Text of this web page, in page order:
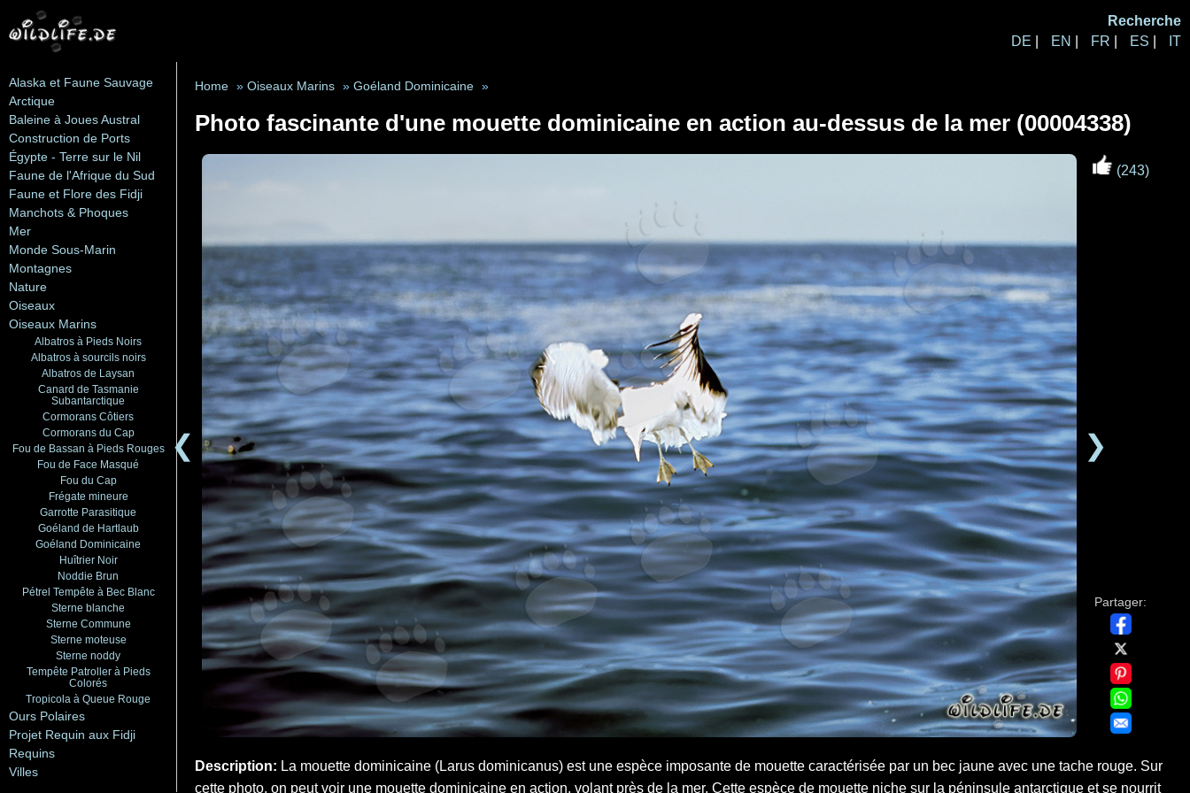
Recherche
DE
EN FR ES IT
Alaska et Faune Sauvage
Arctique
Baleine à Joues Austral
Construction de Ports
Égypte - Terre sur le Nil
Faune de l'Afrique du Sud
Faune et Flore des Fidji
Manchots & Phoques
Mer
Monde Sous-Marin
Montagnes
Nature
Oiseaux
Oiseaux Marins
Albatros à Pieds Noirs
Albatros à sourcils noirs
Albatros de Laysan
Canard de Tasmanie
Subantarctique
Cormorans Côtiers
Cormorans du Cap
Fou de Bassan à Pieds Rouges
Fou de Face Masqué
Fou du Cap
Frégate mineure
Garrotte Parasitique
Goéland de Hartlaub
Goéland Dominicaine
Huîtrier Noir
Noddie Brun
Pétrel Tempête à Bec Blanc
Sterne blanche
Sterne Commune
Sterne moteuse
Sterne noddy
Tempête Patroller à Pieds
Colorés
Tropicola à Queue Rouge
Ours Polaires
Projet Requin aux Fidji
Requins
Villes
Home » Oiseaux Marins » Goéland Dominicaine »
Photo fascinante d'une mouette dominicaine en action au-dessus de la mer (00004338)
❮ ❯
(243)
Partager:
Description: La mouette dominicaine (Larus dominicanus) est une espèce imposante de mouette caractérisée par un bec jaune avec une tache rouge. Sur
cette photo, on peut voir une mouette dominicaine en action, volant près de la mer. Cette espèce de mouette niche sur la péninsule antarctique et se nourrit